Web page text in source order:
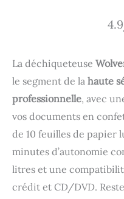
La déchiqueteuse
le segment de la haute
professionnelle, avec
vos documents en
de 10 feuilles de papier
minutes d’autonomie
litres et une
crédit et CD/DVD.